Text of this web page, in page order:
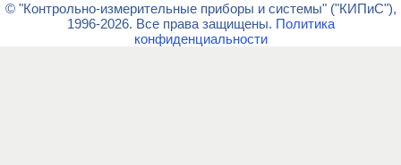
© "Контрольно-измерительные приборы и системы" ("КИПиС"),
1996-2026. Все права защищены. Политика
конфиденциальности